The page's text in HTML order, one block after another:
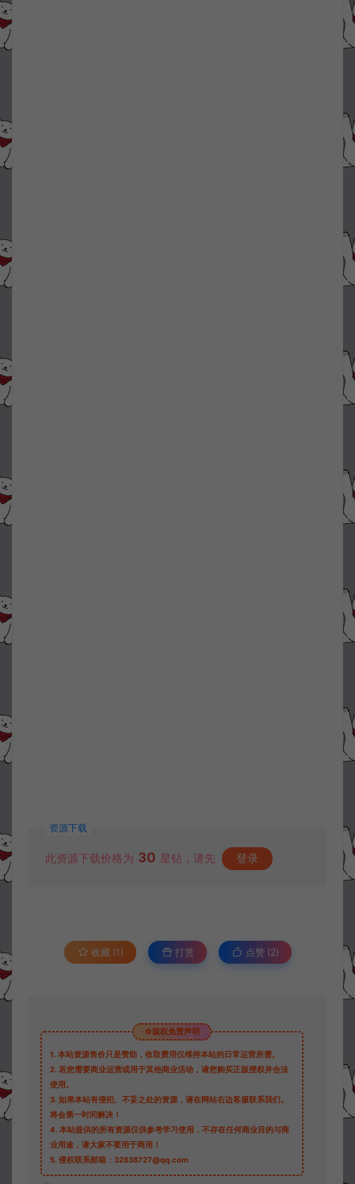
资源下载
此资源下载价格为 30 星钻，请先 登录
收藏 (1) 打赏 点赞 (2)
©版权免责声明
1. 本站资源售价只是赞助，收取费用仅维持本站的日常运营所需。
2. 若您需要商业运营或用于其他商业活动，请您购买正版授权并合法
使用。
3. 如果本站有侵犯、不妥之处的资源，请在网站右边客服联系我们。
将会第一时间解决！
4. 本站提供的所有资源仅供参考学习使用，不存在任何商业目的与商
业用途，请大家不要用于商用！
5. 侵权联系邮箱：32838727@qq.com